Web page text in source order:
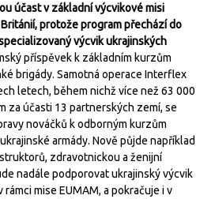
účast v základní výcvikové misi
protože program přechází do
výcvik ukrajinských
příspěvek k základním kurzům
brigády. Samotná operace Interflex
letech, během nichž více než 63 000
za účasti 13 partnerských zemí, se
nováčků k odborným kurzům
armády. Nově půjde například
zdravotnickou a ženijní
nadále podporovat ukrajinský výcvik
mise EUMAM, a pokračuje i v